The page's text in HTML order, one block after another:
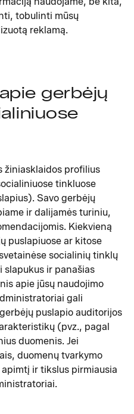
tobulinti mūsų
reklamą.
gerbėjų
žiniasklaidos profilius
tinkluose
Savo gerbėjų
ir dalijamės turiniu,
Kiekvieną
puslapiuose ar kitose
socialinių tinklų
ir panašias
apie jūsų naudojimo
gali
puslapio auditorijos
(pvz., pagal
duomenis. Jei
duomenų tvarkymo
ir tikslus pirmiausia